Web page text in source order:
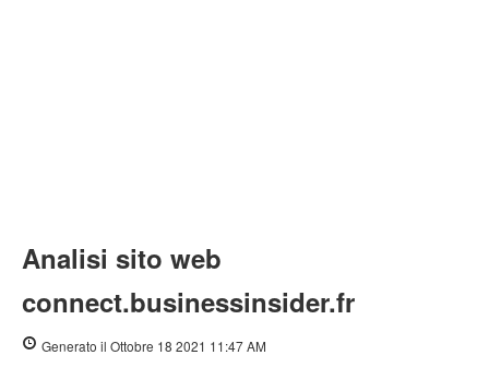
Analisi sito web
connect.businessinsider.fr
Generato il Ottobre 18 2021 11:47 AM